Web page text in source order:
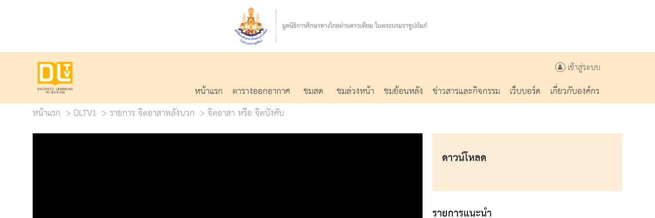
เข้าสู่ระบบ
หน้าแรก ตารางออกอากาศ ชมสด ชมล่วงหน้า ชมย้อนหลัง ข่าวสารและกิจกรรม เว็บบอร์ด
เกี่ยวกับองค์กร
หน้าแรก
DLTV1 รายการ จิตอาสาพลังบวก จิตอาสา หรือ จิตบังคับ
ดาวน์โหลด
รายการแนะนำ